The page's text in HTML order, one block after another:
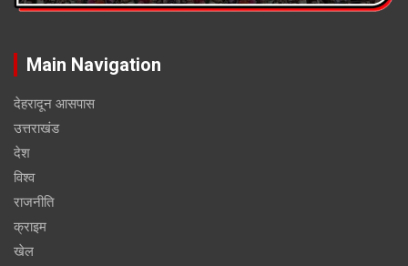
Main Navigation
देहरादून आसपास
उत्तराखंड
देश
विश्व
राजनीति
क्राइम
खेल